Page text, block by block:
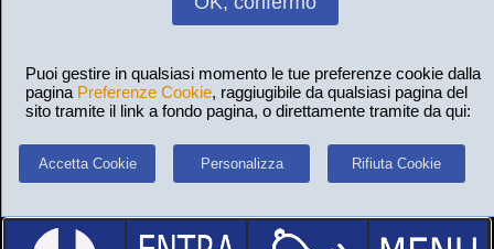
Puoi gestire in qualsiasi momento le tue preferenze cookie dalla
pagina Preferenze Cookie, raggiugibile da qualsiasi pagina del
sito tramite il link a fondo pagina, o direttamente tramite da qui:
Accetta Cookie Personalizza Rifiuta Cookie